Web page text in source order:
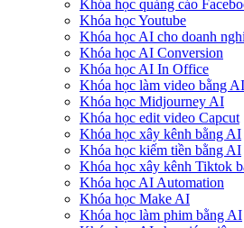
Khóa học quảng cáo
Khóa học Youtube
Khóa học AI cho doanh
Khóa học AI Conversion
Khóa học AI In Office
Khóa học làm video bằng AI
Khóa học Midjourney AI
Khóa học edit video Capcut
Khóa học xây kênh bằng AI
Khóa học kiếm tiền bằng AI
Khóa học xây kênh Tiktok
Khóa học AI Automation
Khóa học Make AI
Khóa học làm phim bằng AI